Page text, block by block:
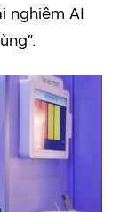
nghiệm AI